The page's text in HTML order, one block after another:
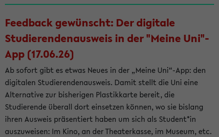
Feedback gewünscht: Der digitale
Studierendenausweis in der "Meine Uni"-
App (17.06.26)
Ab sofort gibt es etwas Neues in der „Meine Uni“-App: den
digitalen Studierendenausweis. Damit stellt die Uni eine
Alternative zur bisherigen Plastikkarte bereit, die
Studierende überall dort einsetzen können, wo sie bislang
ihren Ausweis präsentiert haben um sich als Student*in
auszuweisen: Im Kino, an der Theaterkasse, im Museum, etc.